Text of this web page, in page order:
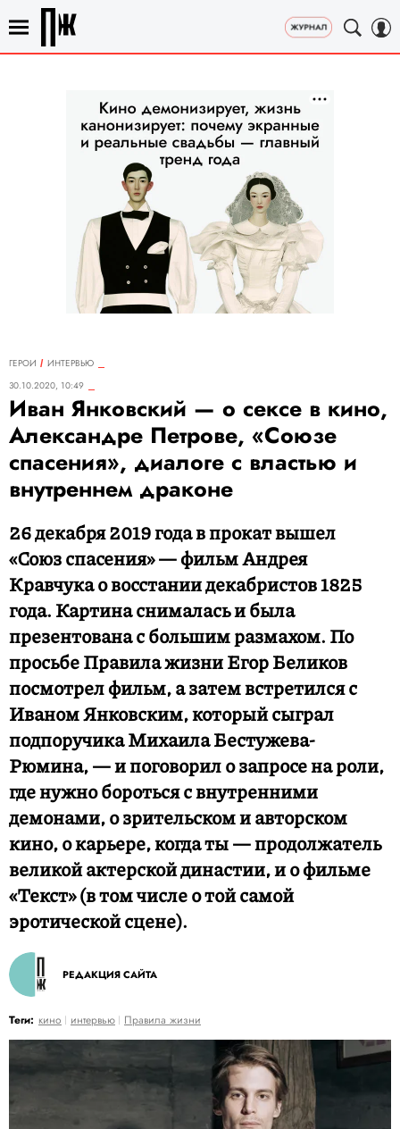
ГЕРОИ
ИНТЕРВЬЮ
30.10.2020, 10:49
Иван Янковский — о сексе в кино,
Александре Петрове, «Союзе
спасения», диалоге с властью и
внутреннем драконе
26 декабря 2019 года в прокат вышел
«Союз спасения» — фильм Андрея
Кравчука о восстании декабристов 1825
года. Картина снималась и была
презентована с большим размахом. По
просьбе Правила жизни Егор Беликов
посмотрел фильм, а затем встретился с
Иваном Янковским, который сыграл
подпоручика Михаила Бестужева-
Рюмина, — и поговорил о запросе на роли,
где нужно бороться с внутренними
демонами, о зрительском и авторском
кино, о карьере, когда ты — продолжатель
великой актерской династии, и о фильме
«Текст» (в том числе о той самой
эротической сцене).
РЕДАКЦИЯ САЙТА
Теги: кино интервью Правила жизни